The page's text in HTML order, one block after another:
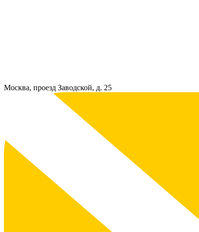
Москва, проезд Заводской, д. 25